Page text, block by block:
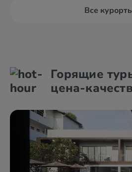
Все
Анурадхапура
Горящие
цена-